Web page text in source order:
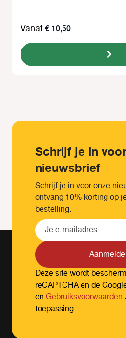
Vanaf€ 10,50
Schrijf je in
nieuwsbrief
Schrijf je in voor onze
ontvang 10% korting op
bestelling.
Deze site wordt
reCAPTCHA en de
en Gebruiksvoorwaarden
toepassing.